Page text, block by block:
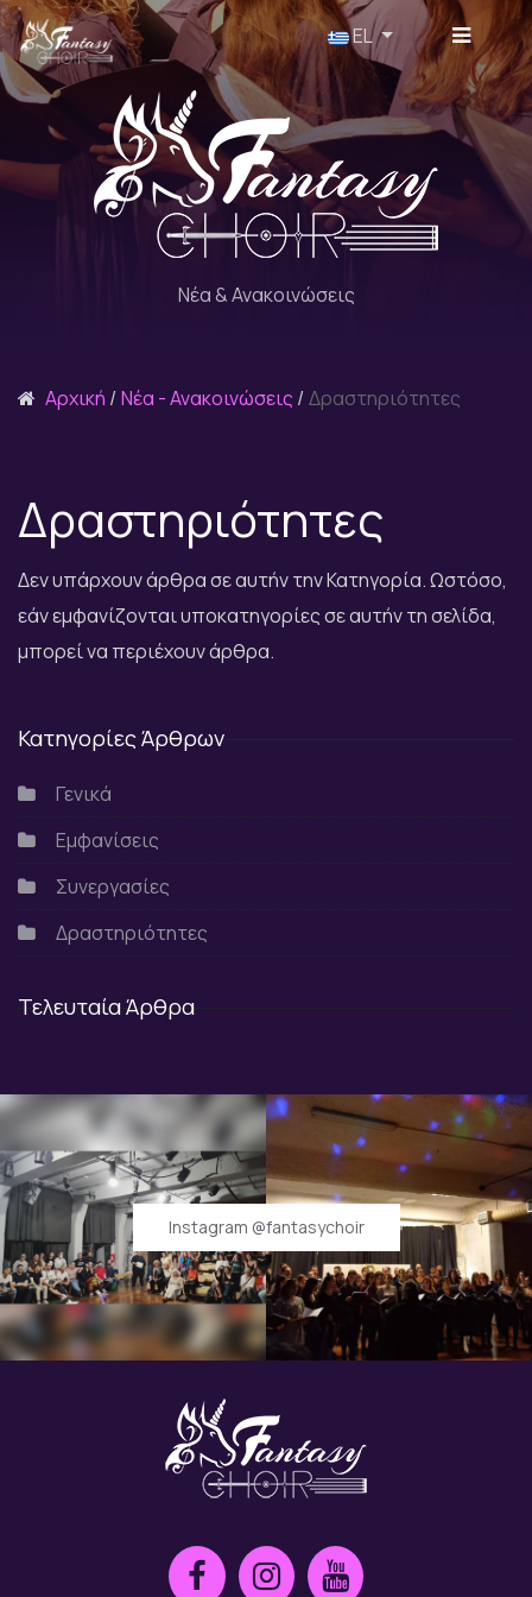
Επιλέξτε τη γλώσσα σας
EL
Νέα & Ανακοινώσεις
Αρχική Νέα - Ανακοινώσεις Δραστηριότητες
Δραστηριότητες
Δεν υπάρχουν άρθρα σε αυτήν την Κατηγορία. Ωστόσο,
εάν εμφανίζονται υποκατηγορίες σε αυτήν τη σελίδα,
μπορεί να περιέχουν άρθρα.
Κατηγορίες Άρθρων
Γενικά
Εμφανίσεις
Συνεργασίες
Δραστηριότητες
Τελευταία Άρθρα
Instagram @fantasychoir